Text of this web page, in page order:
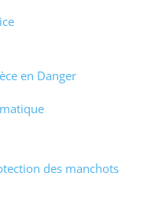
en Danger
des manchots